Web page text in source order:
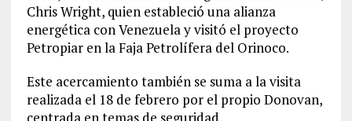
Chris Wright, quien estableció una alianza
energética con Venezuela y visitó el proyecto
Petropiar en la Faja Petrolífera del Orinoco.
Este acercamiento también se suma a la visita
realizada el 18 de febrero por el propio Donovan,